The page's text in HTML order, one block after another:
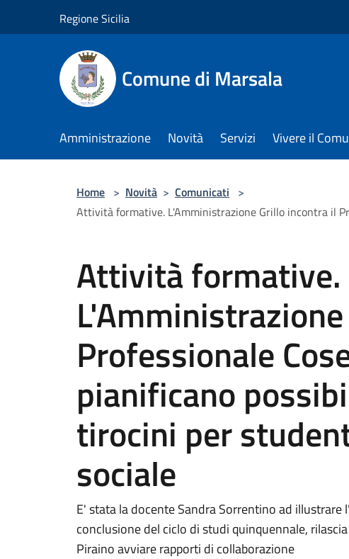
Regione Sicilia
Comune di Marsala
Amministrazione Novità Servizi Vivere il
Home > Novità > Comunicati >
Attività formative. L'Amministrazione Grillo incontra il
Attività formative.
Professionale
pianificano
tirocini per
sociale
E' stata la docente Sandra Sorrentino ad
conclusione del ciclo di studi quinquennale,
Piraino avviare rapporti di collaborazione